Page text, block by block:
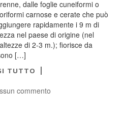
dalle foglie cuneiformi o
carnose e cerate che può
rapidamente i 9 m di
nel paese di origine (nel
di 2-3 m.); fiorisce da
[…]
TUTTO
commento